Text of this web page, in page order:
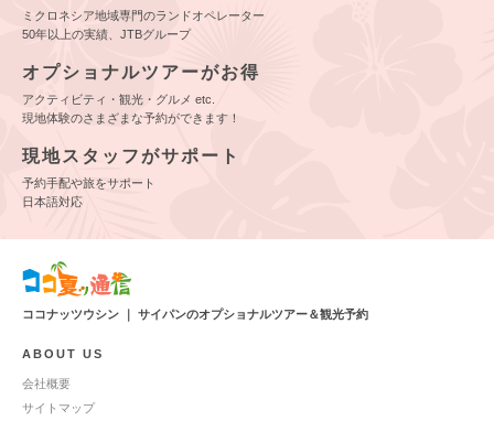
ミクロネシア地域専門のランドオペレーター
50年以上の実績、JTBグループ
オプショナルツアーがお得
アクティビティ・観光・グルメ etc.
現地体験のさまざまな予約ができます！
現地スタッフがサポート
予約手配や旅をサポート
日本語対応
ココナッツウシン ｜ サイパンのオプショナルツアー＆観光予約
ABOUT US
会社概要
サイトマップ